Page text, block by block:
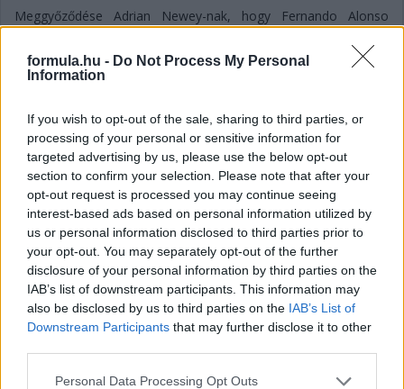
formula.hu - Do Not Process My Personal
Information
If you wish to opt-out of the sale, sharing to third parties, or
processing of your personal or sensitive information for
targeted advertising by us, please use the below opt-out
section to confirm your selection. Please note that after your
opt-out request is processed you may continue seeing
interest-based ads based on personal information utilized by
us or personal information disclosed to third parties prior to
your opt-out. You may separately opt-out of the further
disclosure of your personal information by third parties on the
IAB’s list of downstream participants. This information may
also be disclosed by us to third parties on the IAB’s List of
Downstream Participants that may further disclose it to other
Please note that this website/app uses one or more Google
Personal Data Processing Opt Outs
Meggyőződése Adrian Newey-nak, hogy Fernando Alonso
benne, hogy ez a jövőben is így marad. Bár a korábbi hetekben
felröppentek találgatások arról, hogy a kétszeres F1-es
mellett – igaz, a szavai azért arra engednek következtetni, hogy
az még nem dőlt el, hogy versenyzői minőségben teszi-e ezt,
mivel utalt rá, hogy az új szabályrendszerben már nem élvezi
annyira a vezetést mindig.
Hasonlóra utalhattak Newey szavai is, amikor arról kérdezték
még a Magyar Nagydíj sajtótájékoztatóján, hogy mennyire
fontos számukra, hogy megtartsák Alonsót, és szerintük
sikerülni fog-e ez az istálló gyenge szereplése fényében is:
„Fernando nyilvánvalóan egy lenyűgöző versenyző. Óriási
értéket jelent a csapatnak, mind a visszajelzéseivel, mind a
képességeivel. Úgyhogy természetesen fontos számunkra.
velünk töltött idejét, és hogy folytatni fogjuk a kapcsolatunkat”
– fogalmazott a csapatfőnök és technikai szakvezető.